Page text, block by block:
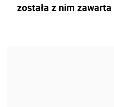
została z nim zawarta